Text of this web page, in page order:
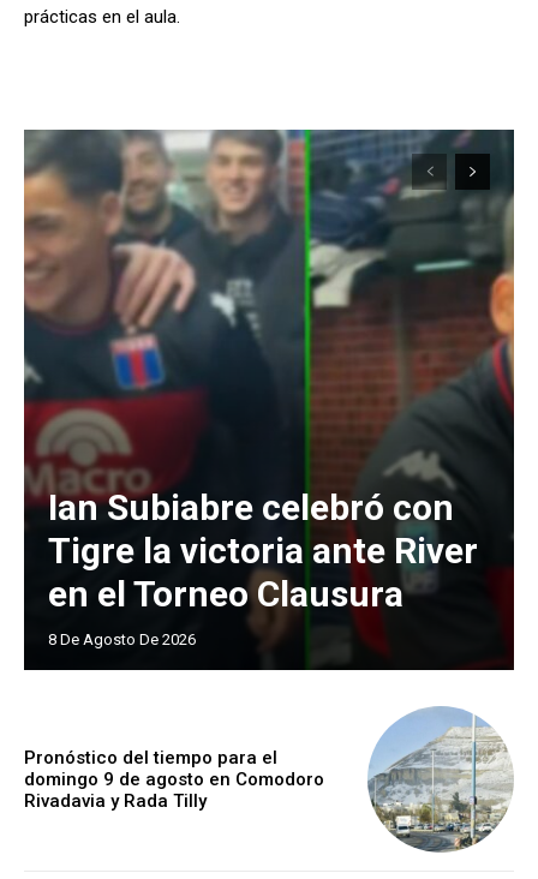
prácticas en el aula.
Ian Subiabre celebró con
Tigre la victoria ante River
en el Torneo Clausura
8 De Agosto De 2026
Pronóstico del tiempo para el
domingo 9 de agosto en Comodoro
Rivadavia y Rada Tilly